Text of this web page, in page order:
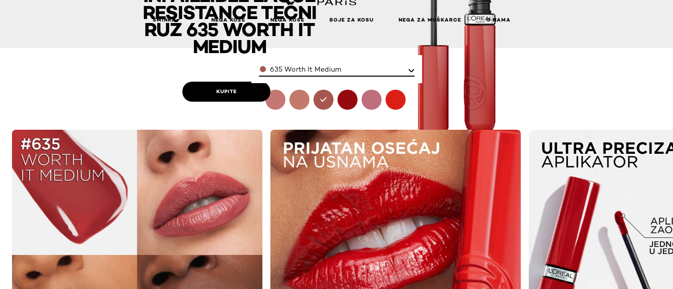
ŠMINKA NEGA KOŽE NEGA KOSE BOJE ZA KOSU NEGA ZA MUŠKARCE O NAMA
RESISTANCE TEČNI
RUŽ 635 WORTH IT
MEDIUM
KUPITE
Color635 Worth It Medium
NEXT CARD